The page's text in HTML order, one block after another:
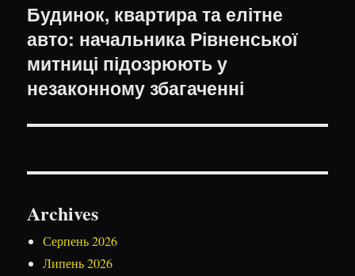
Наступний
запис:
Будинок, квартира та елітне
авто: начальника Рівненської
митниці підозрюють у
незаконному збагаченні
Archives
Серпень 2026
Липень 2026